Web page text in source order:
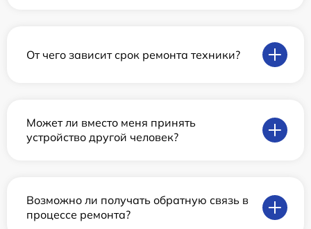
От чего зависит срок ремонта техники?
Может ли вместо меня принять
устройство другой человек?
Возможно ли получать обратную связь в
процессе ремонта?